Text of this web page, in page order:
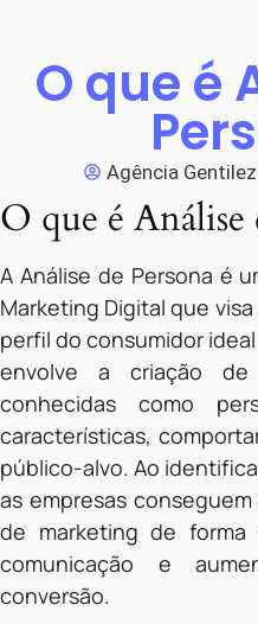
O que é
Agência
O que é Análise
A Análise de Persona é
Marketing Digital que
perfil do consumidor
envolve a criação de
conhecidas como
características,
público-alvo. Ao
as empresas
de marketing de forma
comunicação e
conversão.